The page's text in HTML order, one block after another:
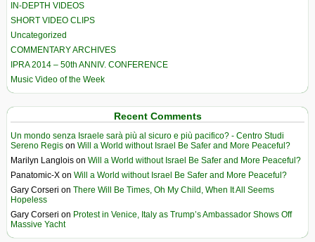
IN-DEPTH VIDEOS
SHORT VIDEO CLIPS
Uncategorized
COMMENTARY ARCHIVES
IPRA 2014 – 50th ANNIV. CONFERENCE
Music Video of the Week
Recent Comments
Un mondo senza Israele sarà più al sicuro e più pacifico? - Centro Studi
Sereno Regis on Will a World without Israel Be Safer and More Peaceful?
Marilyn Langlois on Will a World without Israel Be Safer and More Peaceful?
Panatomic-X on Will a World without Israel Be Safer and More Peaceful?
Gary Corseri on There Will Be Times, Oh My Child, When It All Seems
Hopeless
Gary Corseri on Protest in Venice, Italy as Trump’s Ambassador Shows Off
Massive Yacht